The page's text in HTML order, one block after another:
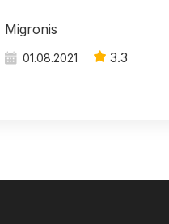
Migronis
01.08.2021 3.3